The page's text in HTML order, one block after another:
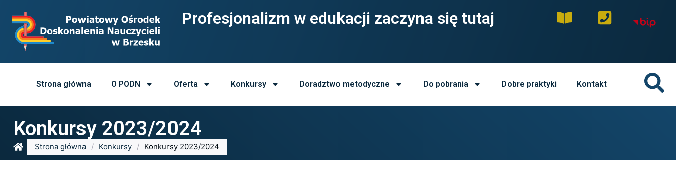
Profesjonalizm w edukacji zaczyna się tutaj
Strona główna O PODN Oferta Konkursy Doradztwo metodyczne Do pobrania Dobre praktyki Kontakt
Konkursy 2023/2024
Strona główna / Konkursy / Konkursy 2023/2024